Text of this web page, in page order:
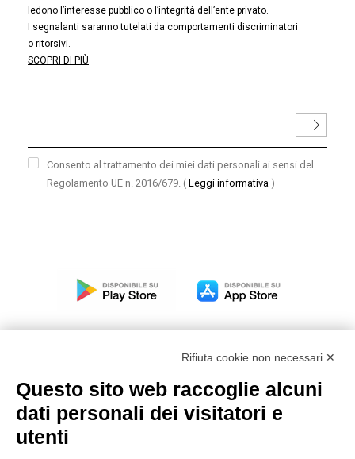
ledono l’interesse pubblico o l’integrità dell’ente privato.
I segnalanti saranno tutelati da comportamenti discriminatori
o ritorsivi.
SCOPRI DI PIÙ
Consento al trattamento dei miei dati personali ai sensi del
Regolamento UE n. 2016/679. ( Leggi informativa )
Modello organizzativo, gestione e controllo – D. lgs.
231/2001
Rifiuta cookie non necessari ✕
Questo sito web raccoglie alcuni
dati personali dei visitatori e
utenti